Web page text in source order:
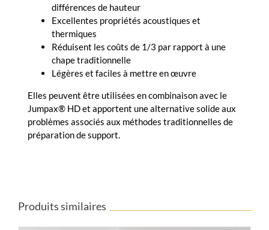
différences de hauteur
Excellentes propriétés acoustiques et
thermiques
Réduisent les coûts de 1/3 par rapport à une
chape traditionnelle
Légères et faciles à mettre en œuvre
Elles peuvent être utilisées en combinaison avec le
Jumpax® HD et apportent une alternative solide aux
problèmes associés aux méthodes traditionnelles de
préparation de support.
Produits similaires